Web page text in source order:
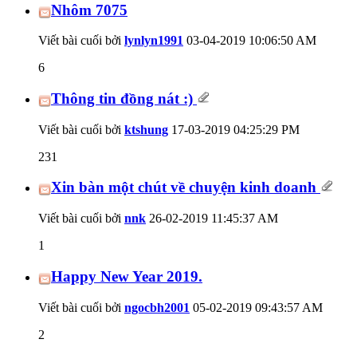
Nhôm 7075
Viết bài cuối bởi lynlyn1991 03-04-2019 10:06:50 AM
6
Thông tin đồng nát :)
Viết bài cuối bởi ktshung 17-03-2019 04:25:29 PM
231
Xin bàn một chút về chuyện kinh doanh
Viết bài cuối bởi nnk 26-02-2019 11:45:37 AM
1
Happy New Year 2019.
Viết bài cuối bởi ngocbh2001 05-02-2019 09:43:57 AM
2